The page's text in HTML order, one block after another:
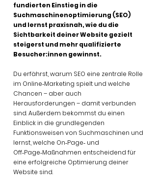
fundierten Einstieg in die
Suchmaschinenoptimierung (SEO)
und lernst praxisnah, wie du die
Sichtbarkeit deiner Website gezielt
steigerst und mehr qualifizierte
Besucher:innen gewinnst.
Du erfährst, warum SEO eine zentrale Rolle
im Online‑Marketing spielt und welche
Chancen – aber auch
Herausforderungen – damit verbunden
sind. Außerdem bekommst du einen
Einblick in die grundlegenden
Funktionsweisen von Suchmaschinen und
lernst, welche On‑Page‑ und
Off‑Page‑Maßnahmen entscheidend für
eine erfolgreiche Optimierung deiner
Website sind.